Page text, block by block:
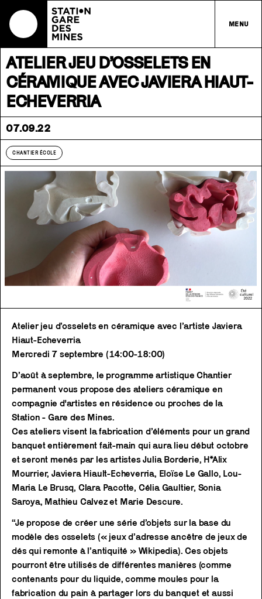
MENU
ATELIER JEU D’OSSELETS EN
CÉRAMIQUE AVEC JAVIERA HIAUT-
ECHEVERRIA
07.09.22
CHANTIER ÉCOLE
Atelier jeu d’osselets en céramique avec l’artiste Javiera
Hiaut-Echeverria
Mercredi 7 septembre (14:00-18:00)
D’août à septembre, le programme artistique Chantier
permanent vous propose des ateliers céramique en
compagnie d'artistes en résidence ou proches de la
Station - Gare des Mines.
Ces ateliers visent la fabrication d’éléments pour un grand
banquet entièrement fait-main qui aura lieu début octobre
et seront menés par les artistes Julia Borderie, H*Alix
Mourrier, Javiera Hiault-Echeverria, Eloïse Le Gallo, Lou-
Maria Le Brusq, Clara Pacotte, Célia Gaultier, Sonia
Saroya, Mathieu Calvez et Marie Descure.
“Je propose de créer une série d’objets sur la base du
modèle des osselets (« jeux d’adresse ancêtre de jeux de
dés qui remonte à l’antiquité » Wikipedia). Ces objets
pourront être utilisés de différentes manières (comme
contenants pour du liquide, comme moules pour la
fabrication du pain à partager lors du banquet et aussi